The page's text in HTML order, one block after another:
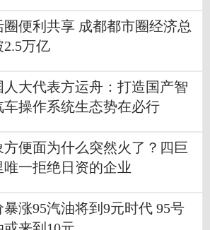
圈便利共享 成都都市圈经济总
2.5万亿
人大代表方运舟：打造国产智
车操作系统生态势在必行
方便面为什么突然火了？四巨
唯一拒绝日资的企业
暴涨95汽油将到9元时代 95号